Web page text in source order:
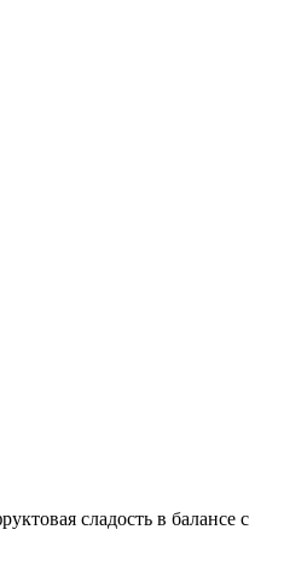
сладость в балансе с